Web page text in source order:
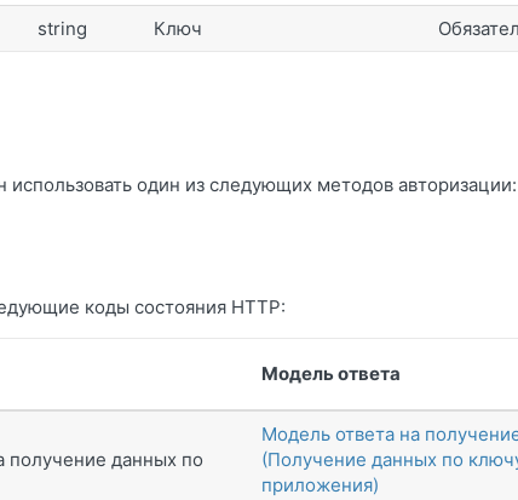
string Ключ
использовать один из следующих методов авторизации:
коды состояния HTTP:
Модель ответа
получение данных по
Модель ответа на
(Получение данных по
приложения)